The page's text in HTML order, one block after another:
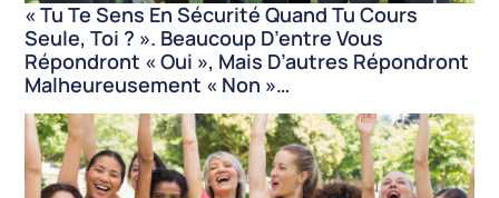
« Tu Te Sens En Sécurité Quand Tu Cours
Seule, Toi ? ». Beaucoup D’entre Vous
Répondront « Oui », Mais D’autres Répondront
Malheureusement « Non »…